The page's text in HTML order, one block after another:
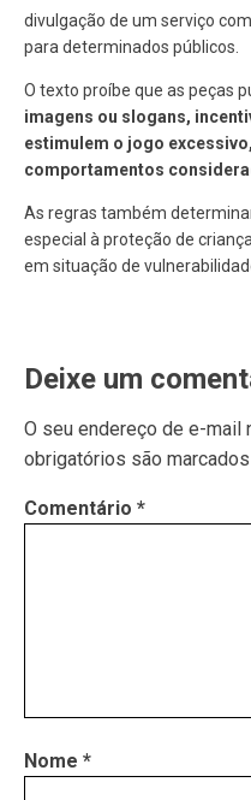
divulgação de um serviço
para determinados públicos.
O texto proíbe que as peças
imagens ou slogans,
estimulem o jogo
comportamentos
As regras também
especial à proteção de
em situação de
Deixe um
O seu endereço de e-mail
obrigatórios são
Comentário *
Nome *